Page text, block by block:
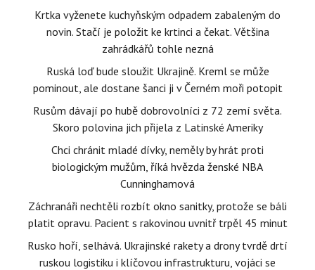
Krtka vyženete kuchyňským odpadem zabaleným do
novin. Stačí je položit ke krtinci a čekat. Většina
zahrádkářů tohle nezná
Ruská loď bude sloužit Ukrajině. Kreml se může
pominout, ale dostane šanci ji v Černém moři potopit
Rusům dávají po hubě dobrovolníci z 72 zemí světa.
Skoro polovina jich přijela z Latinské Ameriky
Chci chránit mladé dívky, neměly by hrát proti
biologickým mužům, říká hvězda ženské NBA
Cunninghamová
Záchranáři nechtěli rozbít okno sanitky, protože se báli
platit opravu. Pacient s rakovinou uvnitř trpěl 45 minut
Rusko hoří, selhává. Ukrajinské rakety a drony tvrdě drtí
ruskou logistiku i klíčovou infrastrukturu, vojáci se